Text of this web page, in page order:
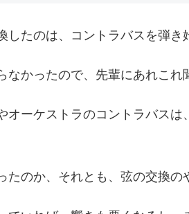
したのは、コントラバスを弾き
なかったので、先輩にあれこれ
オーケストラのコントラバス
たのか、それとも、弦の交換の